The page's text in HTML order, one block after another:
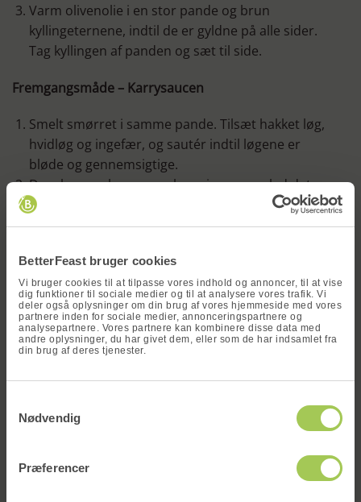
BetterFeast bruger cookies
Vi bruger cookies til at tilpasse vores indhold og annoncer, til at vise
dig funktioner til sociale medier og til at analysere vores trafik. Vi
deler også oplysninger om din brug af vores hjemmeside med vores
partnere inden for sociale medier, annonceringspartnere og
analysepartnere. Vores partnere kan kombinere disse data med
andre oplysninger, du har givet dem, eller som de har indsamlet fra
din brug af deres tjenester.
Nødvendig
Præferencer
Varm olivenolie i en stor pande og brun
kyllingeternene, indtil de er gyldne på alle sider.
Tag kyllingen af panden og sæt til side.
Fremgangsmåde – Karrysaucen
Smelt smørret i samme pande. Tilsæt hakket løg,
hvidløg og ingefær, og sautér indtil løgene er
bløde og gennemsigtige.
Drys karrypulver og gurkemeje over og lad det
stege med kortvarigt for at frigøre smagene.
Tilsæt kokosmælk og kyllingebouillon, og bring
simre.
Tilsæt de kyllingen og de skårne peberfrugter og
ærter til saucen.
Lad retten simre under låg i ca. 10 minutter, eller
indtil kyllingen er gennemtilberedt og
Servering
Vind en
vores konkurrence om at vinde en gratis
x